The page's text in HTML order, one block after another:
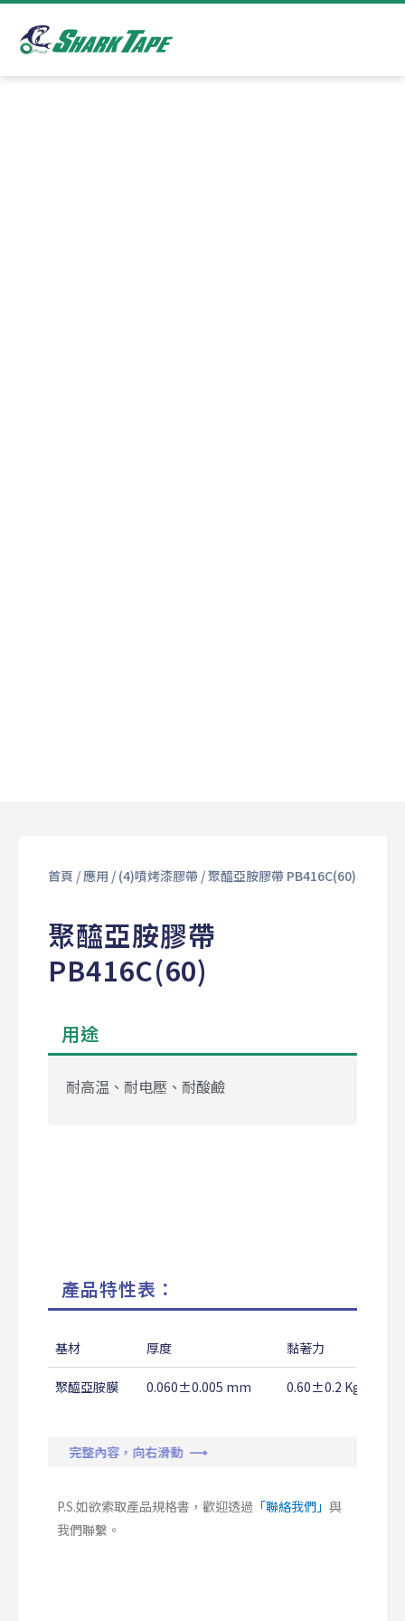
首頁 / 應用 / (4)噴烤漆膠帶/ 聚醯亞胺膠帶 PB416C(60)
聚醯亞胺膠帶
PB416C(60)
用途
耐高温、耐电壓、耐酸鹼
產品特性表：
基材 厚度 黏著力
聚醯亞胺膜 0.060±0.005 mm 0.60±0.2 Kg/25mm
完整內容，向右滑動 ⟶
P.S.如欲索取產品規格書，歡迎透過 「聯絡我們」 與
我們聯繫。